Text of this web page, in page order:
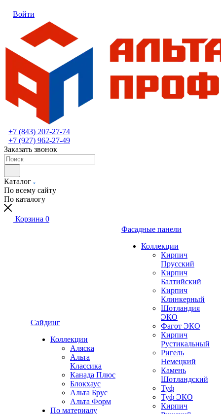
Войти
+7 (843) 207-27-74
+7 (927) 962-27-49
Заказать звонок
Каталог
По всему сайту
По каталогу
Корзина 0
Сайдинг
Коллекции
Аляска
Альта
Классика
Канада Плюс
Блокхаус
Альта Брус
Альта Форм
По материалу
Фасадные панели
Коллекции
Кирпич
Прусский
Кирпич
Балтийский
Кирпич
Клинкерный
Шотландия
ЭКО
Фагот ЭКО
Кирпич
Рустикальный
Ригель
Немецкий
Камень
Шотландский
Туф
Туф ЭКО
Кирпич